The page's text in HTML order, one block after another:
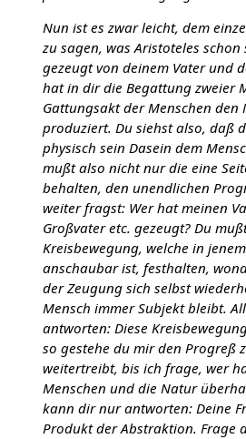
Nun ist es zwar leicht, dem
zu sagen, was Aristoteles schon
gezeugt von deinem Vater und
hat in dir die Begattung zweier
Gattungsakt der Menschen den
produziert. Du siehst also, daß
physisch sein Dasein dem
mußt also nicht nur die eine
behalten, den unendlichen
weiter fragst: Wer hat meinen
Großvater etc. gezeugt? Du
Kreisbewegung, welche in
anschaubar ist, festhalten,
der Zeugung sich selbst
Mensch immer Subjekt bleibt.
antworten: Diese
so gestehe du mir den Progreß
weitertreibt, bis ich frage, wer
Menschen und die Natur
kann dir nur antworten: Deine
Produkt der Abstraktion. Frage